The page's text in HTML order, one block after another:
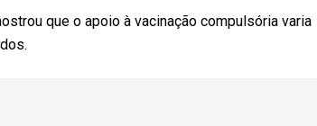
que o apoio à vacinação compulsória varia